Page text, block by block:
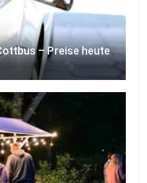
– Preise heute